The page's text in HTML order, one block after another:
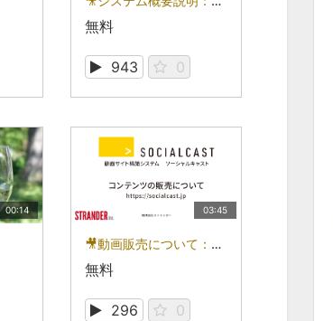
無料
943 0
00:14 03:45
🎥動画販売について：ソーシャルキャストを動画で知る
無料
296 0